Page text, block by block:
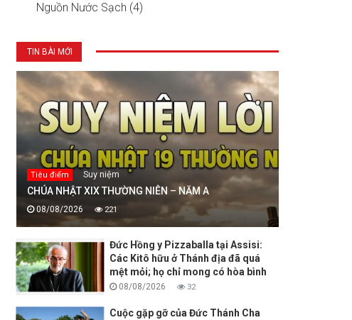
Nguồn Nước Sạch (4)
TIN BÀI MỚI
Tiêu điểm Suy niệm
CHÚA NHẬT XIX THƯỜNG NIÊN – NĂM A
08/08/2026 221
Đức Hồng y Pizzaballa tại Assisi:
Các Kitô hữu ở Thánh địa đã quá
mệt mỏi; họ chỉ mong có hòa bình
08/08/2026 32
Cuộc gặp gỡ của Đức Thánh Cha